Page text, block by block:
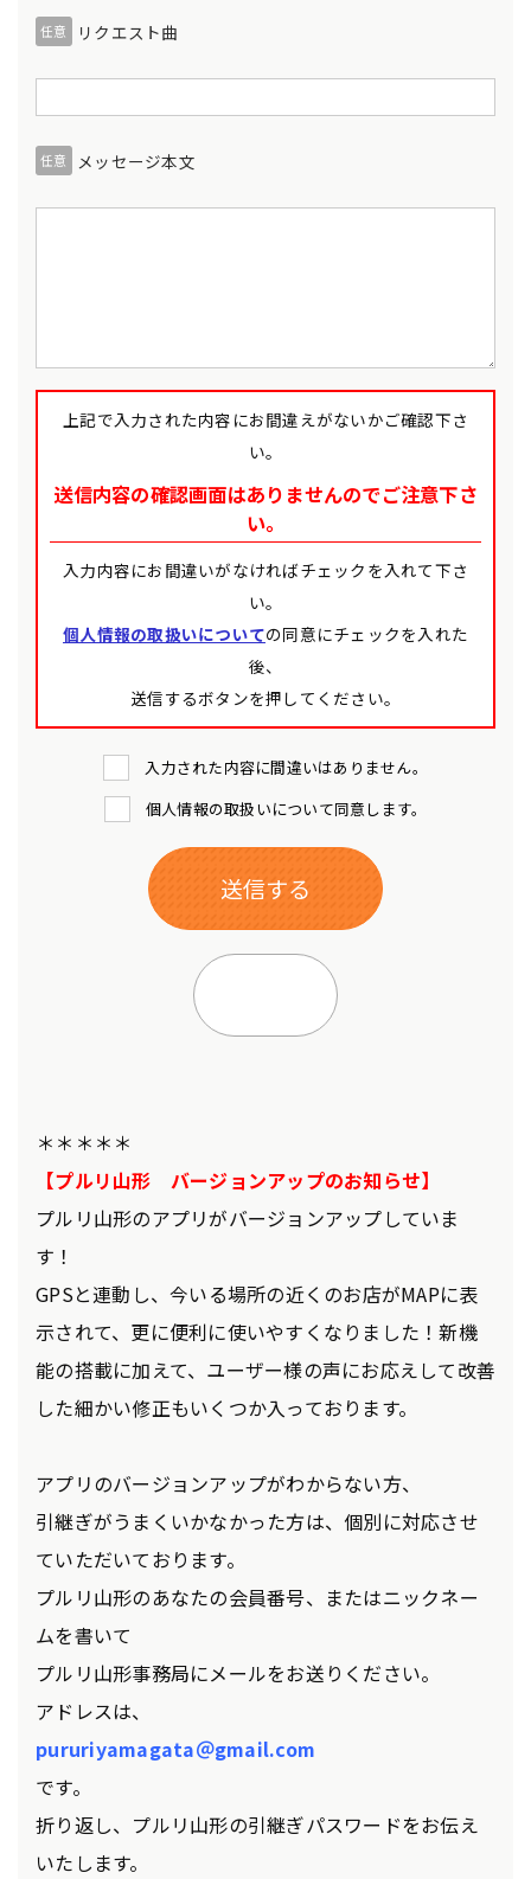
任意 リクエスト曲
任意 メッセージ本文
上記で入力された内容にお間違えがないかご確認下さ
い。
送信内容の確認画面はありませんのでご注意下さ
い。
入力内容にお間違いがなければチェックを入れて下さ
い。
個人情報の取扱いについての同意にチェックを入れた
後、
送信するボタンを押してください。
入力された内容に間違いはありません。
個人情報の取扱いについて同意します。
＊＊＊＊＊
【プルリ山形 バージョンアップのお知らせ】
プルリ山形のアプリがバージョンアップしていま
す！
GPSと連動し、今いる場所の近くのお店がMAPに表
示されて、更に便利に使いやすくなりました！新機
能の搭載に加えて、ユーザー様の声にお応えして改善
した細かい修正もいくつか入っております。
アプリのバージョンアップがわからない方、
引継ぎがうまくいかなかった方は、個別に対応させ
ていただいております。
プルリ山形のあなたの会員番号、またはニックネー
ムを書いて
プルリ山形事務局にメールをお送りください。
アドレスは、
pururiyamagata＠gmail.com
です。
折り返し、プルリ山形の引継ぎパスワードをお伝え
いたします。